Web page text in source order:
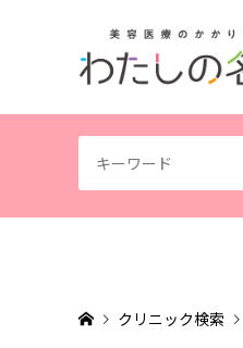
クリニック検索